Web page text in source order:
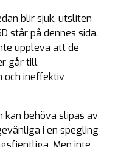
blir sjuk, utsliten
står på dennes sida.
uppleva att de
går till
och ineffektiv
kan behöva slipas av
i en spegling